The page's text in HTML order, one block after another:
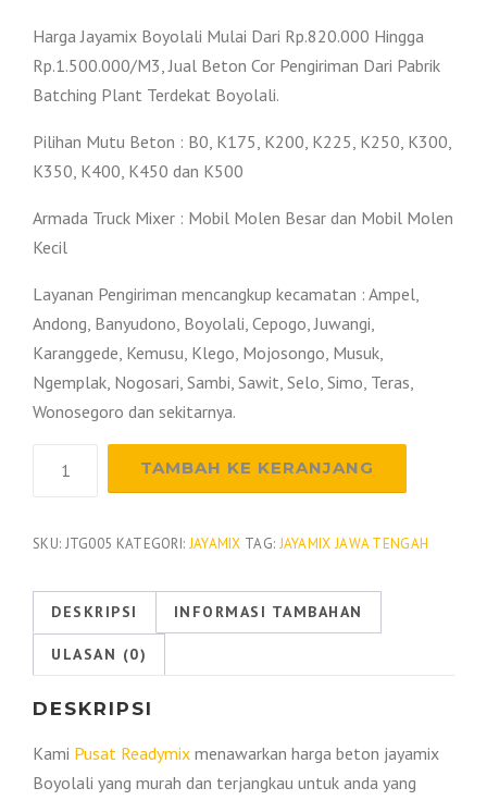
Harga Jayamix Boyolali Mulai Dari Rp.820.000 Hingga
Rp.1.500.000/M3, Jual Beton Cor Pengiriman Dari Pabrik
Batching Plant Terdekat Boyolali.
Pilihan Mutu Beton : B0, K175, K200, K225, K250, K300,
K350, K400, K450 dan K500
Armada Truck Mixer : Mobil Molen Besar dan Mobil Molen
Kecil
Layanan Pengiriman mencangkup kecamatan : Ampel,
Andong, Banyudono, Boyolali, Cepogo, Juwangi,
Karanggede, Kemusu, Klego, Mojosongo, Musuk,
Ngemplak, Nogosari, Sambi, Sawit, Selo, Simo, Teras,
Wonosegoro dan sekitarnya.
Jayamix
2026
TAMBAH KE KERANJANG
SKU: JTG005 KATEGORI: JAYAMIX TAG: JAYAMIX JAWA TENGAH
DESKRIPSI INFORMASI TAMBAHAN
ULASAN (0)
DESKRIPSI
Kami Pusat Readymix menawarkan harga beton jayamix
Boyolali yang murah dan terjangkau untuk anda yang